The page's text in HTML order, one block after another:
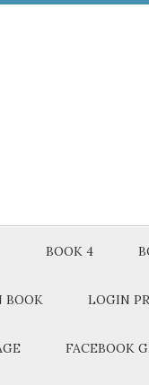
BOOK 4
BOOK LOGIN
FACEBOOK